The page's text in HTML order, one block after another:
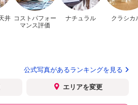
井 コストパフォー
マンス評価
ナチュラル クラシカ
公式写真があるランキングを見る
エリアを変更